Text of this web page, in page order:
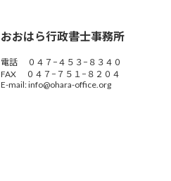
おおはら行政書士事務所
電話 ０４７−４５３−８３４０
FAX ０４７−７５１−８２０４
E-mail: info@ohara-office.org